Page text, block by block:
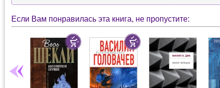
Если Вам понравилась эта книга, не пропустите: